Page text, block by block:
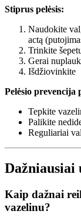
Stiprus pelėsis:
Naudokite
actą
Trinkite
Gerai
Išdžiovinkite
Pelėsio prevencija
Tepkite
Palikite
Reguliariai
Dažniausiai
Kaip dažnai
vazelinu?